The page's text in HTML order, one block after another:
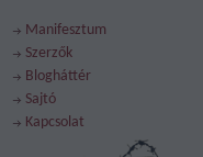
Manifesztum
Szerzők
Blogháttér
Sajtó
Kapcsolat